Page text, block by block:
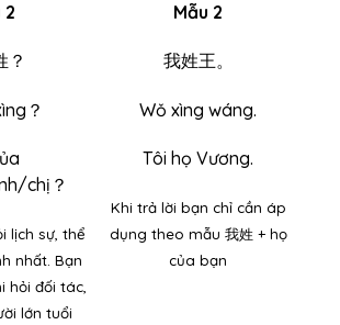
2
？
？
chị？
lịch sự, thể
nhất. Bạn
hỏi đối tác,
lớn tuổi
Mẫu 2
我姓王。
Wǒ xìng wáng.
Tôi họ Vương.
Khi trả lời bạn chỉ cần áp
dụng theo mẫu 我姓 + họ
của bạn